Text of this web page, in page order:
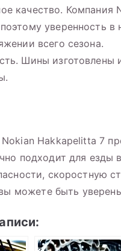
качество. Компания
уверенность
всего сезона.
Шины изготовлены
Hakkapelitta 7
подходит для езды
скоростную
можете быть